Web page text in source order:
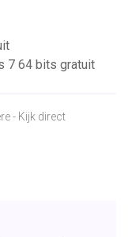
7 64 bits gratuit
- Kijk direct